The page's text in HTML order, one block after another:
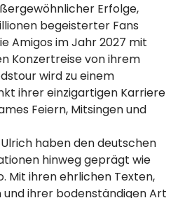
Erfolge,
begeisterter Fans
Amigos im Jahr 2027 mit
Konzertreise von ihrem
wird zu einem
ihrer einzigartigen Karriere
Feiern, Mitsingen und
haben den deutschen
hinweg geprägt wie
Mit ihren ehrlichen Texten,
und ihrer bodenständigen Art